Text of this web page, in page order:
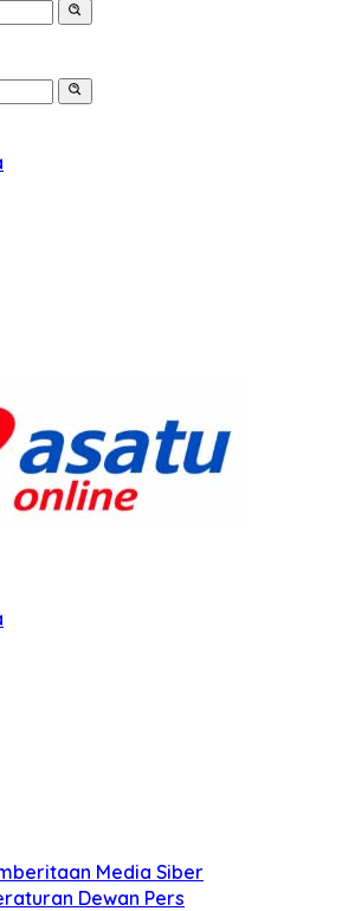
Media Siber
Dewan Pers